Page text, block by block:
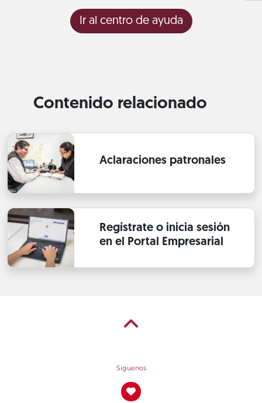
Ir al centro de ayuda
Contenido relacionado
Aclaraciones patronales
Regístrate o inicia sesión
en el Portal Empresarial
Síguenos